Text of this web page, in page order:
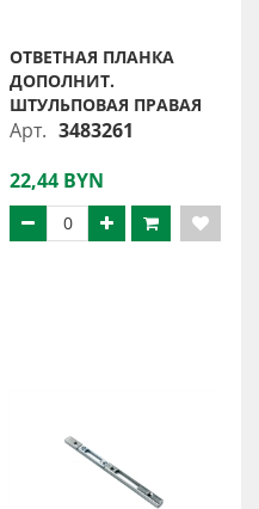
ОТВЕТНАЯ ПЛАНКА
ДОПОЛНИТ.
ШТУЛЬПОВАЯ ПРАВАЯ
Арт. 3483261
22,44 BYN